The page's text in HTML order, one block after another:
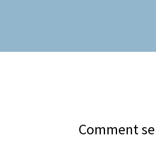
Comment